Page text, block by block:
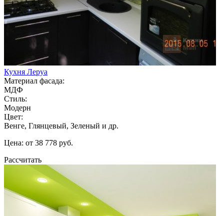
Кухня Леруа
Материал фасада:
МДФ
Стиль:
Модерн
Цвет:
Венге, Глянцевый, Зеленый и др.
Цена: от 38 778 руб.
Рассчитать